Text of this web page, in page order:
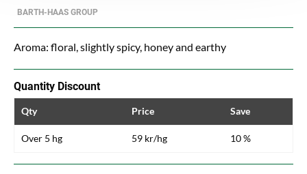
BARTH-HAAS GROUP
Aroma: floral, slightly spicy, honey and earthy
Quantity Discount
Qty Price Save
Over 5 hg 59 kr/hg 10 %